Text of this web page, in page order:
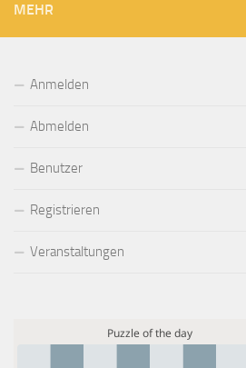
MEHR
Anmelden
Abmelden
Benutzer
Registrieren
Veranstaltungen